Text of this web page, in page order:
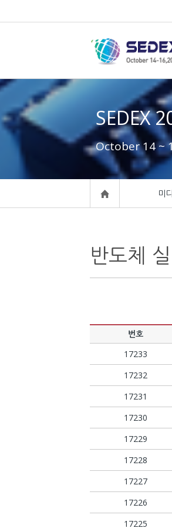
SEDEX
October 14 ~
미
반도체
번호
17233
17232
17231
17230
17229
17228
17227
17226
17225